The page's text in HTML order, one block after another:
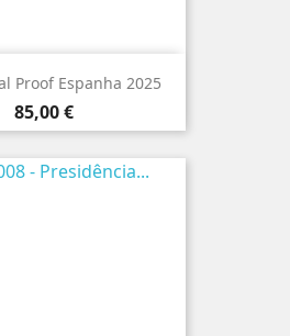
Proof Espanha 2025
Preço
85,00 €